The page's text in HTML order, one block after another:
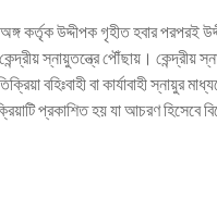
কর্তৃক উদ্দীপক গৃহীত হবার পরপরই
স্নায়ুতন্ত্রে পৌঁছায়। কেন্দ্রীয়
বহিঃবাহী বা কার্যাবাহী স্নায়ুর
প্রকাশিত হয় যা আচরণ হিসেবে